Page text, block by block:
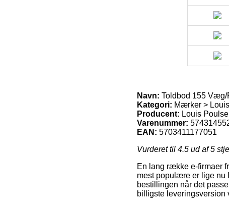
Navn: Toldbod 155
Kategori: Mærker >
Producent: Louis
Varenummer:
EAN: 5703411177051
Vurderet til 4.5 ud af 5
En lang række e-firmaer
mest populære er lige nu
bestillingen når det
billigste